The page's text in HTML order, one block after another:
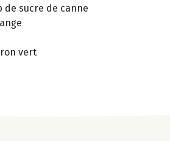
de sucre de canne
vert